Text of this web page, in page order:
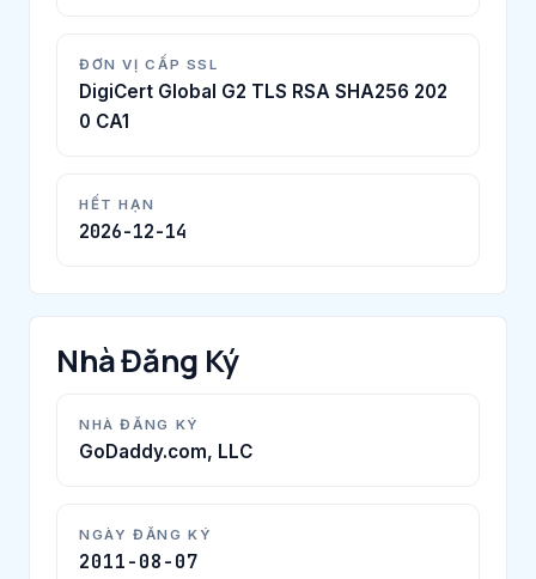
ĐƠN VỊ CẤP SSL
DigiCert Global G2 TLS RSA SHA256 202
0 CA1
HẾT HẠN
2026-12-14
Nhà Đăng Ký
NHÀ ĐĂNG KÝ
GoDaddy.com, LLC
NGÀY ĐĂNG KÝ
2011-08-07